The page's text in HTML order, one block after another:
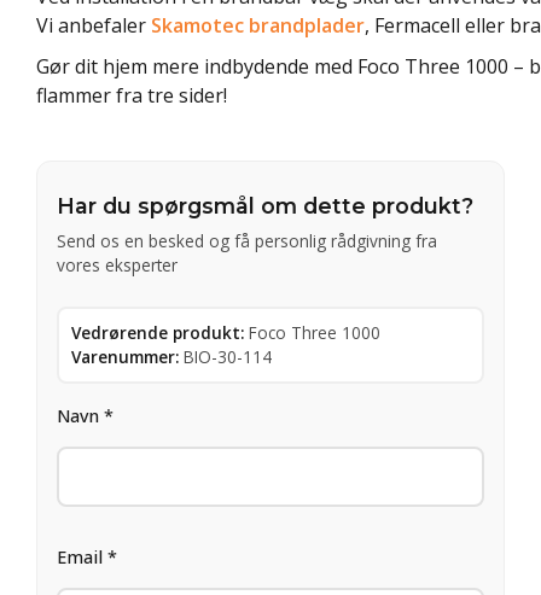
Vi anbefaler Skamotec brandplader, Fermacell eller
Gør dit hjem mere indbydende med Foco Three 1000 –
flammer fra tre sider!
Har du spørgsmål om dette produkt?
Send os en besked og få personlig rådgivning fra
vores eksperter
Vedrørende produkt: Foco Three 1000
Varenummer: BIO-30-114
Navn *
Email *